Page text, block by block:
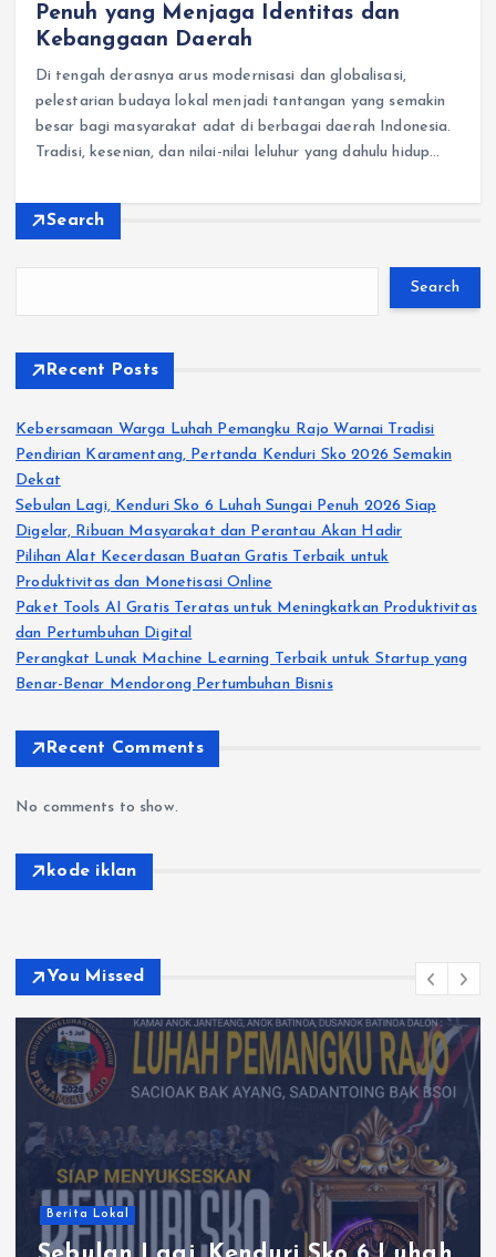
Penuh yang Menjaga Identitas dan
Kebanggaan Daerah
Di tengah derasnya arus modernisasi dan globalisasi,
pelestarian budaya lokal menjadi tantangan yang semakin
besar bagi masyarakat adat di berbagai daerah Indonesia.
Tradisi, kesenian, dan nilai-nilai leluhur yang dahulu hidup…
Search
Search
Recent Posts
Kebersamaan Warga Luhah Pemangku Rajo Warnai Tradisi
Pendirian Karamentang, Pertanda Kenduri Sko 2026 Semakin
Dekat
Sebulan Lagi, Kenduri Sko 6 Luhah Sungai Penuh 2026 Siap
Digelar, Ribuan Masyarakat dan Perantau Akan Hadir
Pilihan Alat Kecerdasan Buatan Gratis Terbaik untuk
Produktivitas dan Monetisasi Online
Paket Tools AI Gratis Teratas untuk Meningkatkan Produktivitas
dan Pertumbuhan Digital
Perangkat Lunak Machine Learning Terbaik untuk Startup yang
Benar-Benar Mendorong Pertumbuhan Bisnis
Recent Comments
No comments to show.
kode iklan
You Missed
Berita Lokal